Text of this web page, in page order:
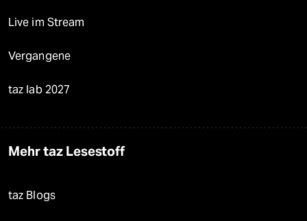
Live im Stream
Vergangene
taz lab 2027
Mehr taz Lesestoff
taz Blogs